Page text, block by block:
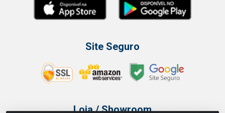
Site Seguro
Loja / Showroom